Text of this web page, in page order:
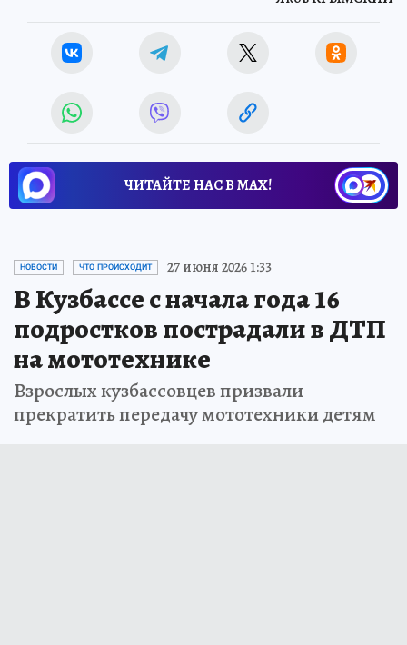
ЧИТАЙТЕ НАС В МАХ!
НОВОСТИ ЧТО ПРОИСХОДИТ 27 июня 2026 1:33
В Кузбассе с начала года 16
подростков пострадали в ДТП
на мототехнике
Взрослых кузбассовцев призвали
прекратить передачу мототехники детям